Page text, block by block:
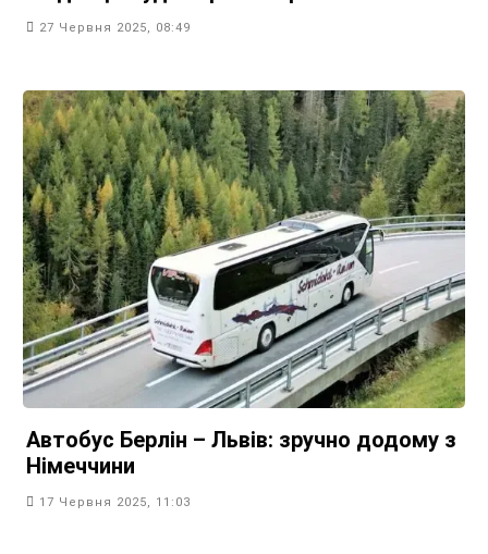
27 Червня 2025, 08:49
Автобус Берлін – Львів: зручно додому з
Німеччини
17 Червня 2025, 11:03